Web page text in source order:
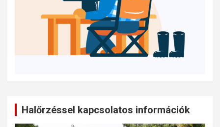
Halőrzéssel kapcsolatos információk